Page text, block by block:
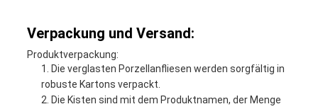
Verpackung und Versand:
Produktverpackung:
Die verglasten Porzellanfliesen werden sorgfältig in
robuste Kartons verpackt.
Die Kisten sind mit dem Produktnamen, der Menge